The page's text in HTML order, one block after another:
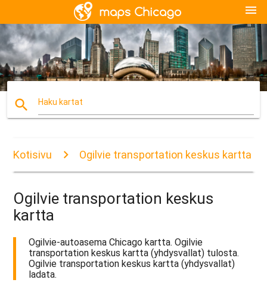
menu
search Haku kartat
Kotisivu Ogilvie transportation keskus kartta
Ogilvie transportation keskus
kartta
Ogilvie-autoasema Chicago kartta. Ogilvie
transportation keskus kartta (yhdysvallat) tulosta.
Ogilvie transportation keskus kartta (yhdysvallat)
ladata.